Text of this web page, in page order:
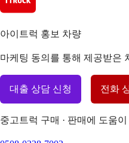
아이트럭 홍보 차량
마케팅 동의를 통해 제공받은
대출 상담 신청 전화
중고트럭 구매 · 판매에 도움